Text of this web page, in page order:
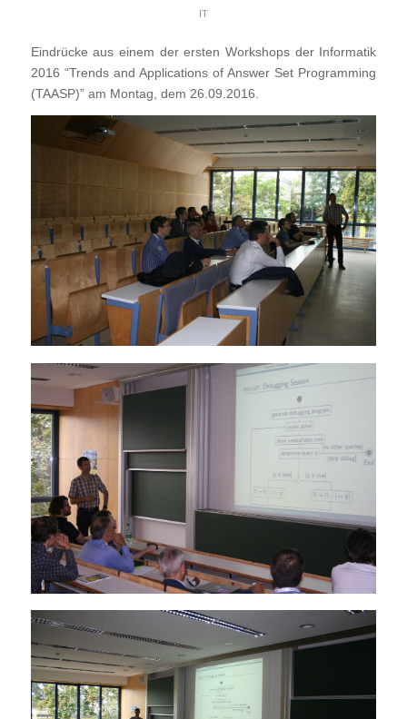
IT
Eindrücke aus einem der ersten Workshops der Informatik
2016 “Trends and Applications of Answer Set Programming
(TAASP)” am Montag, dem 26.09.2016.